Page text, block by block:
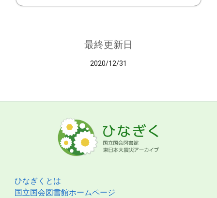
最終更新日
2020/12/31
ひなぎくとは
国立国会図書館ホームページ